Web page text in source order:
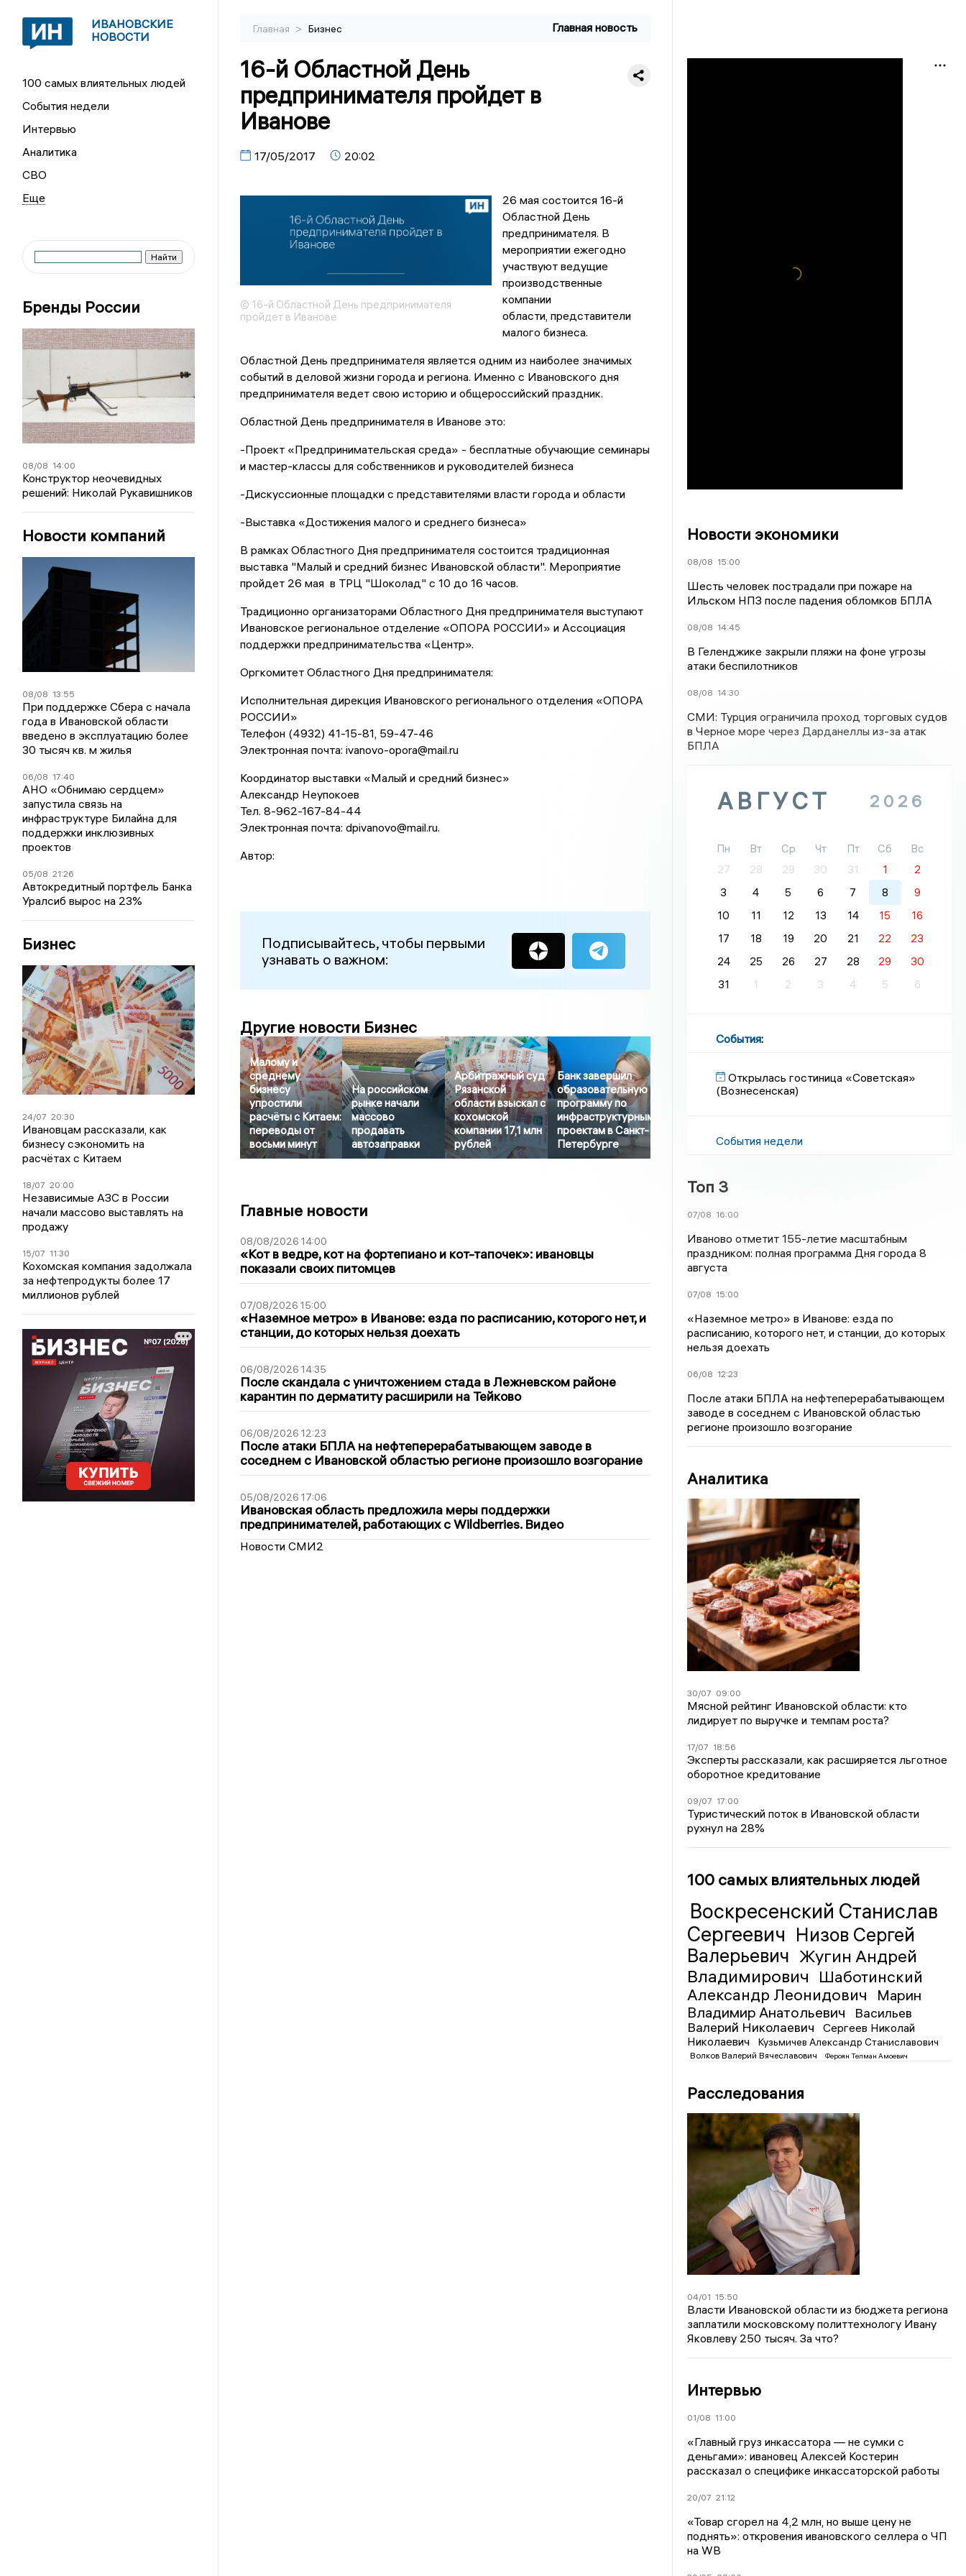
ИВАНОВСКИЕ
НОВОСТИ
100 самых влиятельных людей
События недели
Интервью
Аналитика
СВО
Бренды России
08/08 14:00
Конструктор неочевидных
решений: Николай Рукавишников
Новости компаний
08/08 13:55
При поддержке Сбера с начала
года в Ивановской области
введено в эксплуатацию более
30 тысяч кв. м жилья
06/08 17:40
АНО «Обнимаю сердцем»
запустила связь на
инфраструктуре Билайна для
поддержки инклюзивных
проектов
05/08 21:26
Автокредитный портфель Банка
Уралсиб вырос на 23%
Бизнес
24/07 20:30
Ивановцам рассказали, как
бизнесу сэкономить на
расчётах с Китаем
18/07 20:00
Независимые АЗС в России
начали массово выставлять на
продажу
15/07 11:30
Кохомская компания задолжала
за нефтепродукты более 17
миллионов рублей
Главная > Бизнес Главная новость
16-й Областной День
предпринимателя пройдет в
Иванове
17/05/2017 20:02
© 16-й Областной День предпринимателя
пройдет в Иванове
26 мая состоится 16-й
Областной День
предпринимателя. В
мероприятии ежегодно
участвуют ведущие
производственные
компании
области, представители
малого бизнеса.
Областной День предпринимателя является одним из наиболее значимых
событий в деловой жизни города и региона. Именно с Ивановского дня
предпринимателя ведет свою историю и общероссийский праздник.
Областной День предпринимателя в Иванове это:
-Проект «Предпринимательская среда» - бесплатные обучающие семинары
и мастер-классы для собственников и руководителей бизнеса
-Дискуссионные площадки с представителями власти города и области
-Выставка «Достижения малого и среднего бизнеса»
В рамках Областного Дня предпринимателя состоится традиционная
выставка "Малый и средний бизнес Ивановской области". Мероприятие
пройдет 26 мая в ТРЦ "Шоколад" с 10 до 16 часов.
Традиционно организаторами Областного Дня предпринимателя выступают
Ивановское региональное отделение «ОПОРА РОССИИ» и Ассоциация
поддержки предпринимательства «Центр».
Оргкомитет Областного Дня предпринимателя:
Исполнительная дирекция Ивановского регионального отделения «ОПОРА
РОССИИ»
Телефон (4932) 41-15-81, 59-47-46
Электронная почта: ivanovo-opora@mail.ru
Координатор выставки «Малый и средний бизнес»
Александр Неупокоев
Тел. 8-962-167-84-44
Электронная почта: dpivanovo@mail.ru.
Автор:
Подписывайтесь, чтобы первыми
узнавать о важном:
Другие новости Бизнес
Малому и
среднему
бизнесу
упростили
расчёты с Китаем:
переводы от
восьми минут
На российском
рынке начали
массово
продавать
автозаправки
Арбитражный суд
Рязанской
области взыскал с
кохомской
компании 17,1 млн
рублей
Банк завершил
образовательную
программу по
инфраструктурным
проектам в Санкт-
Петербурге
Главные новости
08/08/2026 14:00
«Кот в ведре, кот на фортепиано и кот-тапочек»: ивановцы
показали своих питомцев
07/08/2026 15:00
«Наземное метро» в Иванове: езда по расписанию, которого нет, и
станции, до которых нельзя доехать
06/08/2026 14:35
После скандала с уничтожением стада в Лежневском районе
карантин по дерматиту расширили на Тейково
06/08/2026 12:23
После атаки БПЛА на нефтеперерабатывающем заводе в
соседнем с Ивановской областью регионе произошло возгорание
05/08/2026 17:06
Ивановская область предложила меры поддержки
предпринимателей, работающих с Wildberries. Видео
Новости СМИ2
Новости экономики
08/08 15:00
Шесть человек пострадали при пожаре на
Ильском НПЗ после падения обломков БПЛА
08/08 14:45
В Геленджике закрыли пляжи на фоне угрозы
атаки беспилотников
08/08 14:30
СМИ: Турция ограничила проход торговых судов
в Черное море через Дарданеллы из-за атак
БПЛА
АВГУСТ 2026
Пн Вт Ср Чт Пт Сб
Вс
27
28 29 30 31 1
2
3
4 5 6 7 8
9
10
11 12 13 14 15
16
17
18 19 20 21 22
23
24
25 26 27 28 29
30
31
1 2 3 4 5 6
События:
Открылась гостиница «Советская»
(Вознесенская)
События недели
Топ 3
07/08 16:00
Иваново отметит 155-летие масштабным
праздником: полная программа Дня города 8
августа
07/08 15:00
«Наземное метро» в Иванове: езда по
расписанию, которого нет, и станции, до которых
нельзя доехать
06/08 12:23
После атаки БПЛА на нефтеперерабатывающем
заводе в соседнем с Ивановской областью
регионе произошло возгорание
Аналитика
30/07 09:00
Мясной рейтинг Ивановской области: кто
лидирует по выручке и темпам роста?
17/07 18:56
Эксперты рассказали, как расширяется льготное
оборотное кредитование
09/07 17:00
Туристический поток в Ивановской области
рухнул на 28%
100 самых влиятельных людей
Воскресенский Станислав
Сергеевич Низов Сергей
Валерьевич Жугин Андрей
Владимирович
Шаботинский
Александр Леонидович
Марин
Владимир Анатольевич
Васильев
Валерий Николаевич
Сергеев Николай
Николаевич
Кузьмичев Александр Станиславович
Волков Валерий Вячеславович Фероян Телман Амоевич
Расследования
04/01 15:50
Власти Ивановской области из бюджета региона
заплатили московскому политтехнологу Ивану
Яковлеву 250 тысяч. За что?
Интервью
01/08 11:00
«Главный груз инкассатора — не сумки с
деньгами»: ивановец Алексей Костерин
рассказал о специфике инкассаторской работы
20/07 21:12
«Товар сгорел на 4,2 млн, но выше цену не
поднять»: откровения ивановского селлера о ЧП
на WB